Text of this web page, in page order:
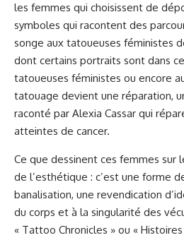
les femmes qui choisissent de
symboles qui racontent des
songe aux tatoueuses féministes
dont certains portraits sont dans
tatoueuses féministes ou encore
tatouage devient une réparation,
raconté par Alexia Cassar qui
atteintes de cancer.
Ce que dessinent ces femmes sur
de l’esthétique : c’est une forme
banalisation, une revendication
du corps et à la singularité des
« Tattoo Chronicles » ou «